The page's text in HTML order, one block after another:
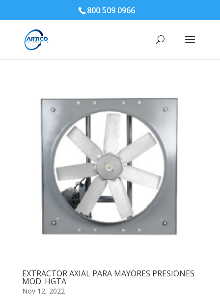
800 509 0966
EXTRACTOR AXIAL PARA MAYORES PRESIONES
MOD. HGTA
Nov 12, 2022